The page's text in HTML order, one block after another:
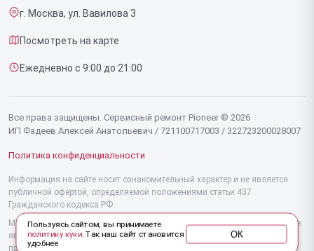
Доставка и способы оплаты
Диагностика
Контакты
Секвенсоров
Наушников
Микшерных пультов
Вертикальных пылесосов
г. Москва, ул. Вавилова 3
Посмотреть на карте
Ежедневно с 9:00 до 21:00
Все права защищены. Сервисный ремонт Pioneer © 2026
ИП Фадеев Алексей Анатольевич / 721100717003 / 322723200028007
Политика конфиденциальности
Информация на сайте носит ознакомительный характер и не является
публичной офертой, определяемой положениями статьи 437
Гражданского кодекса РФ.
Мы специализируемся на обслуживании и ремонте техники Pioneer, но не
являемся их официальным представителем. Предоставляем
профессиональные услуги после истечения гарантии, а также
Пользуясь сайтом, вы принимаете
политику куки. Так наш сайт становится
удобнее
ОК